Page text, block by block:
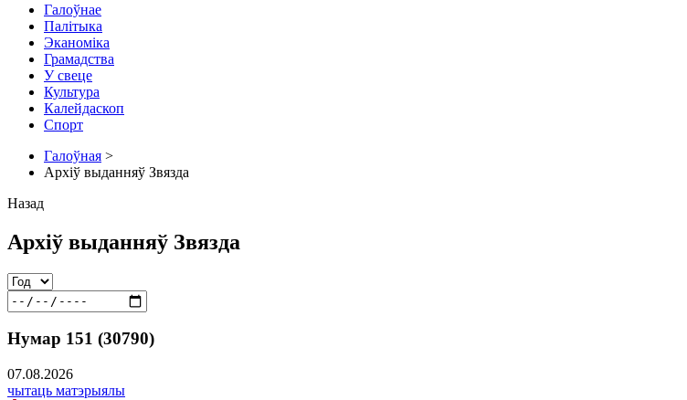
Галоўнае
Палітыка
Эканоміка
Грамадства
У свеце
Культура
Калейдаскоп
Спорт
Галоўная >
Архіў выданняў Звязда
Назад
Архіў выданняў Звязда
Нумар 151 (30790)
07.08.2026
чытаць матэрыялы